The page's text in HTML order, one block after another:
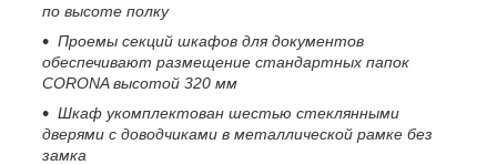
по высоте полку
Проемы секций шкафов для документов
обеспечивают размещение стандартных папок
CORONAвысотой 320 мм
Шкаф укомплектован шестью стеклянными
дверями с доводчиками в металлической рамке без
замка